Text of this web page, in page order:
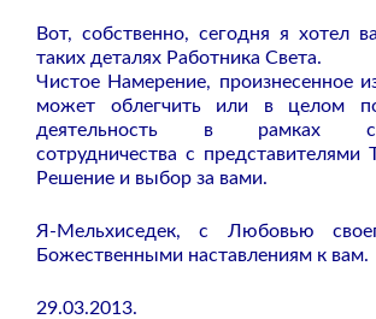
Вот, собственно, сегодня я хотел
таких деталях Работника Света.
Чистое Намерение, произнесенное
может облегчить или в целом
деятельность в рамках со-
сотрудничества с представителями
Решение и выбор за вами.
Я-Мельхиседек, с Любовью
Божественными наставлениям к вам.
29.03.2013.